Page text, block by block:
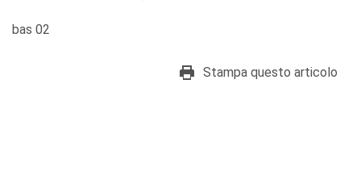
bas 02
Stampa questo articolo